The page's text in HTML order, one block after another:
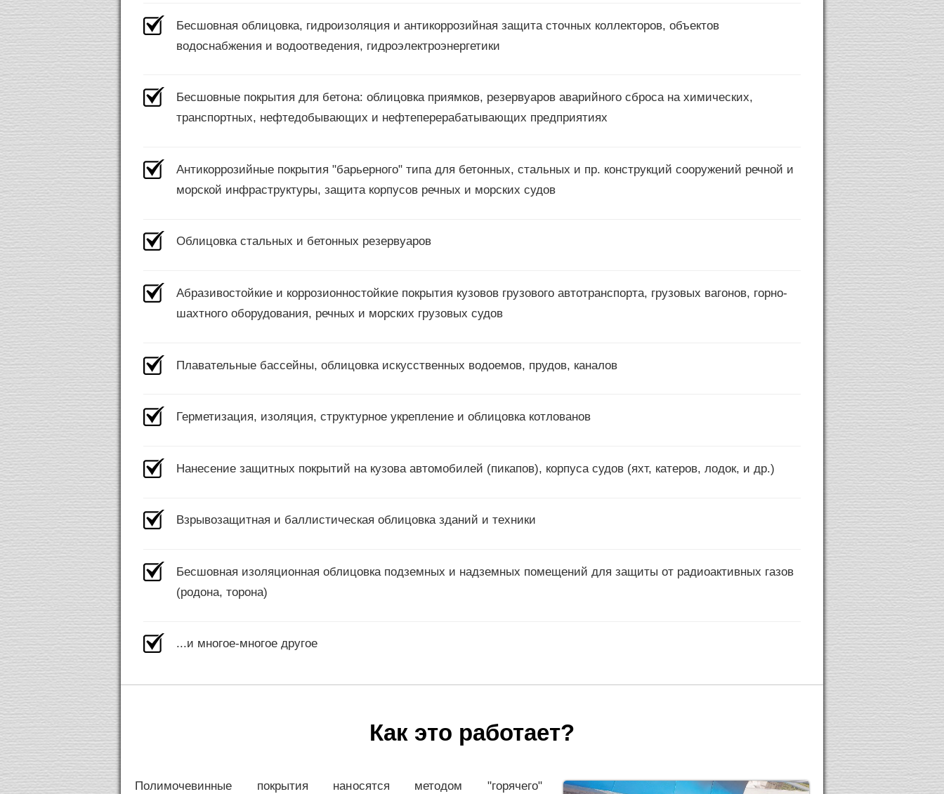
Бесшовная облицовка, гидроизоляция и антикоррозийная защита сточных коллекторов, объектов
водоснабжения и водоотведения, гидроэлектроэнергетики
Бесшовные покрытия для бетона: облицовка приямков, резервуаров аварийного сброса на химических,
транспортных, нефтедобывающих и нефтеперерабатывающих предприятиях
Антикоррозийные покрытия "барьерного" типа для бетонных, стальных и пр. конструкций сооружений речной и
морской инфраструктуры, защита корпусов речных и морских судов
Облицовка стальных и бетонных резервуаров
Абразивостойкие и коррозионностойкие покрытия кузовов грузового автотранспорта, грузовых вагонов, горно-
шахтного оборудования, речных и морских грузовых судов
Плавательные бассейны, облицовка искусственных водоемов, прудов, каналов
Герметизация, изоляция, структурное укрепление и облицовка котлованов
Нанесение защитных покрытий на кузова автомобилей (пикапов), корпуса судов (яхт, катеров, лодок, и др.)
Взрывозащитная и баллистическая облицовка зданий и техники
Бесшовная изоляционная облицовка подземных и надземных помещений для защиты от радиоактивных газов
(родона, торона)
...и многое-многое другое
Как это работает?
Полимочевинные покрытия наносятся методом "горячего"